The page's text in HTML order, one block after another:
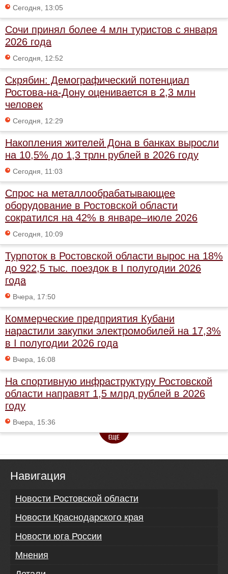
Сегодня, 13:05
Сочи принял более 4 млн туристов с января
2026 года
Сегодня, 12:52
Скрябин: Демографический потенциал
Ростова-на-Дону оценивается в 2,3 млн
человек
Сегодня, 12:29
Накопления жителей Дона в банках выросли
на 10,5% до 1,3 трлн рублей в 2026 году
Сегодня, 11:03
Спрос на металлообрабатывающее
оборудование в Ростовской области
сократился на 42% в январе–июле 2026
Сегодня, 10:09
Турпоток в Ростовской области вырос на 18%
до 922,5 тыс. поездок в I полугодии 2026
года
Вчера, 17:50
Коммерческие предприятия Кубани
нарастили закупки электромобилей на 17,3%
в I полугодии 2026 года
Вчера, 16:08
На спортивную инфраструктуру Ростовской
области направят 1,5 млрд рублей в 2026
году
Вчера, 15:36
Навигация
Новости Ростовской области
Новости Краснодарского края
Новости юга России
Мнения